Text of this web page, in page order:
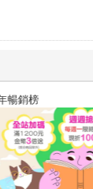
銷榜